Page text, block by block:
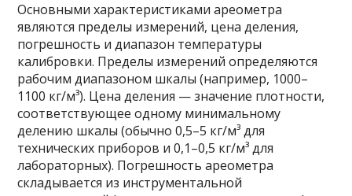
Основными характеристиками ареометра
являются пределы измерений, цена деления,
погрешность и диапазон температуры
калибровки. Пределы измерений определяются
рабочим диапазоном шкалы (например, 1000–
1100 кг/м³). Цена деления — значение плотности,
соответствующее одному минимальному
делению шкалы (обычно 0,5–5 кг/м³ для
технических приборов и 0,1–0,5 кг/м³ для
лабораторных). Погрешность ареометра
складывается из инструментальной